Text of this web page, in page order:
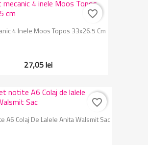
4 Inele Moos Topos 33x26.5 Cm
27,05 lei
favorite_border
A6 Colaj De Lalele Anita Walsmit Sac
favorite_border